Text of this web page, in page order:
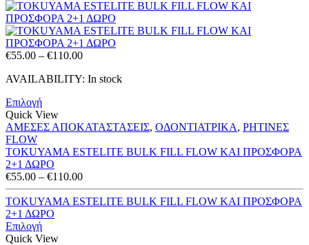
€55.00 – €110.00Price
€55.00
AVAILABILITY: In stock
Επιλογή
Quick View
ΑΜΕΣΕΣ ΑΠΟΚΑΤΑΣΤΑΣΕΙΣ, ΟΔΟΝΤΙΑΤΡΙΚΑ, ΡΗΤΙΝΕΣ
FLOW
TOKUYAMA ESTELITE BULK FILL FLOW ΚΑΙ ΠΡΟΣΦΟΡΑ
2+1 ΔΩΡΟ
€55.00 – €110.00Price
range:
€55.00
TOKUYAMA ESTELITE BULK FILL FLOW ΚΑΙ ΠΡΟΣΦΟΡΑ
2+1 ΔΩΡΟ
Επιλογή
Quick View